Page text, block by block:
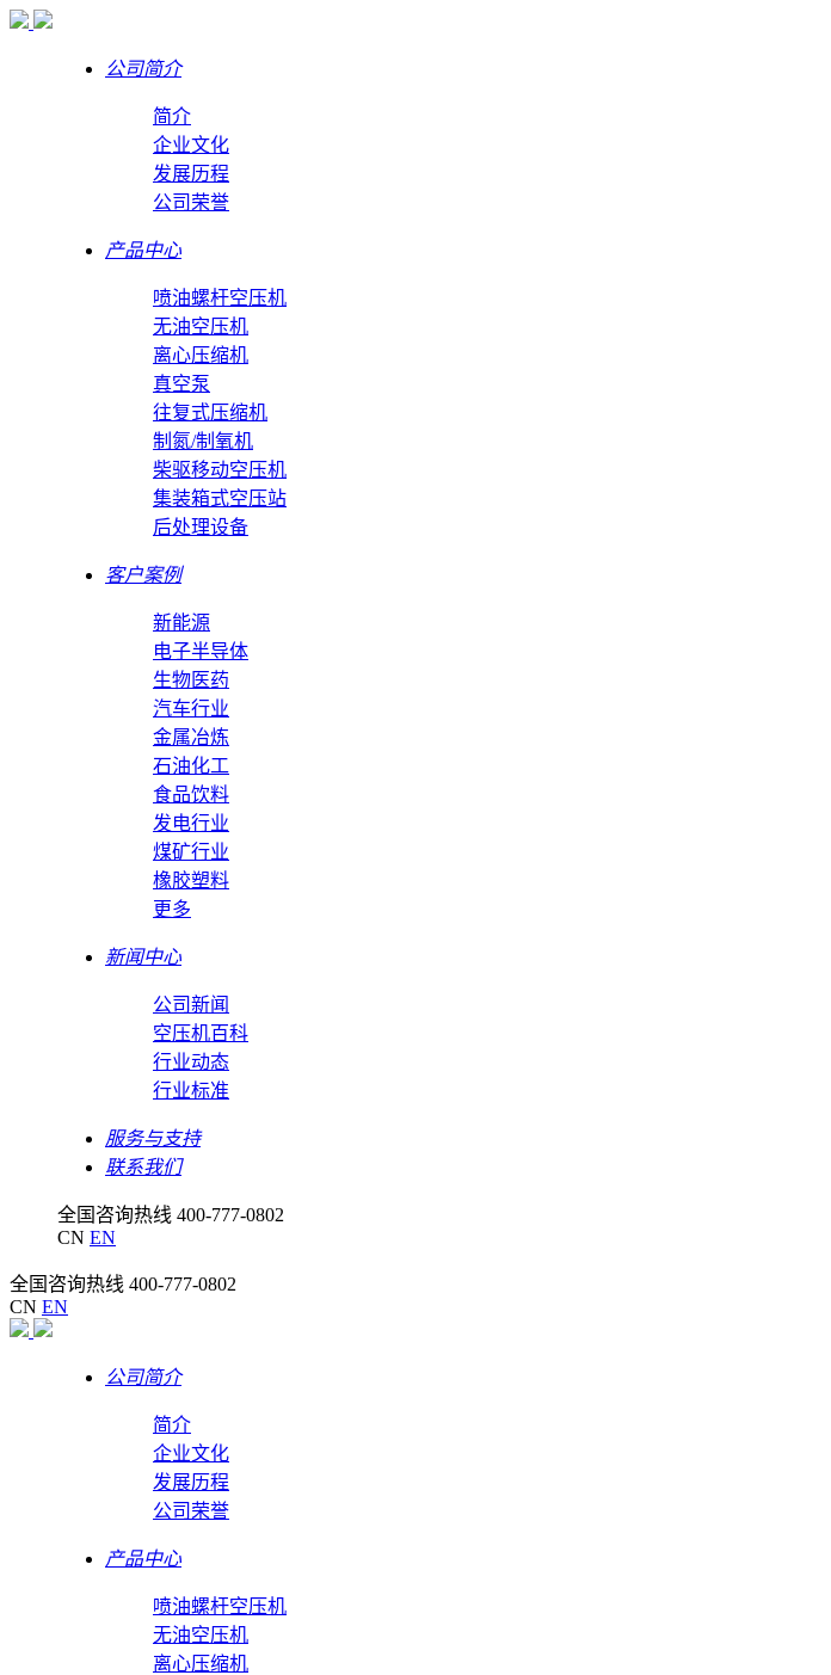
公司简介
简介
企业文化
发展历程
公司荣誉
产品中心
喷油螺杆空压机
无油空压机
离心压缩机
真空泵
往复式压缩机
制氮/制氧机
柴驱移动空压机
集装箱式空压站
后处理设备
客户案例
新能源
电子半导体
生物医药
汽车行业
金属冶炼
石油化工
食品饮料
发电行业
煤矿行业
橡胶塑料
更多
新闻中心
公司新闻
空压机百科
行业动态
行业标准
服务与支持
联系我们
全国咨询热线 400-777-0802
CN EN
全国咨询热线 400-777-0802
CN EN
公司简介
简介
企业文化
发展历程
公司荣誉
产品中心
喷油螺杆空压机
无油空压机
离心压缩机